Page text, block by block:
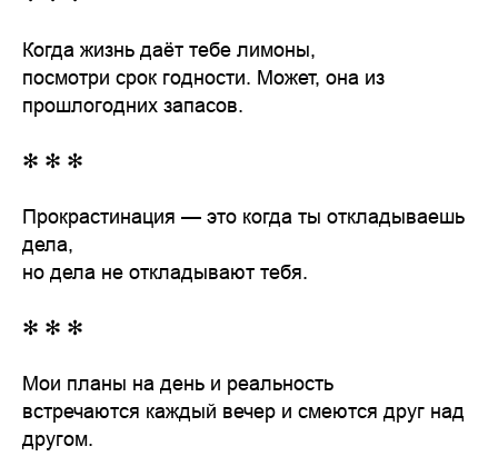
Когда жизнь даёт тебе лимоны,
посмотри срок годности. Может, она из
прошлогодних запасов.
✻ ✻ ✻
Прокрастинация — это когда ты откладываешь
дела,
но дела не откладывают тебя.
✻ ✻ ✻
Мои планы на день и реальность
встречаются каждый вечер и смеются друг над
другом.